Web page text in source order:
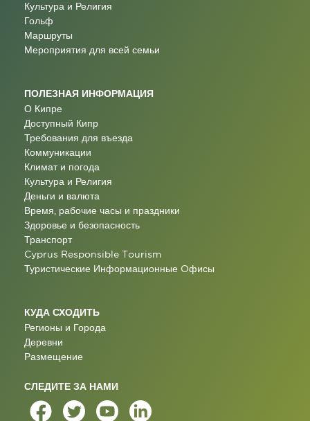
Культура и Религия
Гольф
Маршруты
Мероприятия для всей семьи
ПОЛЕЗНАЯ ИНФОРМАЦИЯ
О Кипре
Доступный Кипр
Требования для въезда
Коммуникации
Климат и погода
Культура и Религия
Деньги и валюта
Время, рабочие часы и праздники
Здоровье и безопасность
Транспорт
Cyprus Responsible Tourism
Туристические Информационные Oфисы
КУДА СХОДИТЬ
Регионы и Города
Деревни
Размещение
СЛЕДИТЕ ЗА НАМИ